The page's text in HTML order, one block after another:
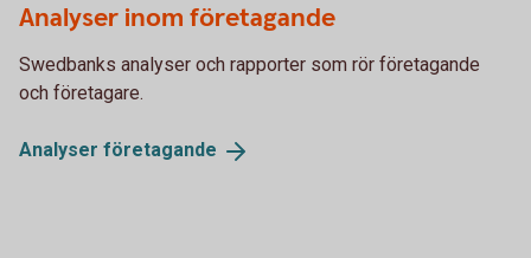
Analyser inom företagande
Swedbanks analyser och rapporter som rör företagande
och företagare.
Analyser företagande